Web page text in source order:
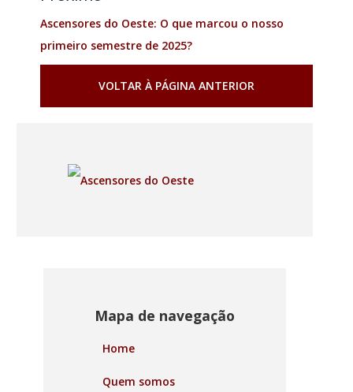
Ascensores do Oeste: O que marcou o nosso
primeiro semestre de 2025?
VOLTAR À PÁGINA ANTERIOR
Mapa de navegação
Home
Quem somos